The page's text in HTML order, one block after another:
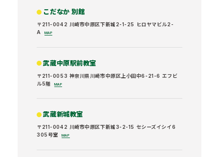
こだなか 別館
〒211-0042 川崎市中原区下新城2-1-25 ヒロヤマビル2-
A
MAP
武蔵中原駅前教室
〒211-0053 神奈川県川崎市中原区上小田中6-21-6 エフビ
ル5階
MAP
武蔵新城教室
〒211-0042 川崎市中原区下新城3-2-15 セシーズイシイ6
305号室
MAP